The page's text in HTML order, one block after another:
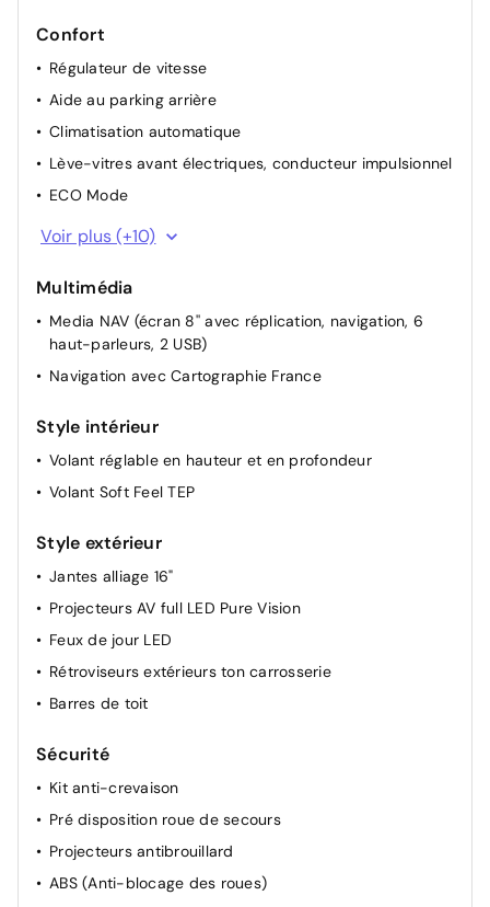
Confort
Régulateur de vitesse
Aide au parking arrière
Climatisation automatique
Lève-vitres avant électriques, conducteur impulsionnel
ECO Mode
Indicateur de changement de vitesse
du siège passager
Banquette AR rabattable 1/3-2/3
Lunette arrière chauffante
Rétroviseurs extérieurs à réglage électriques et
Rétroviseur intérieur jour/nuit
Lève-vitres AR électriques
Airbag passager déconnectable
Eclairage du coffre
Voir plus (+10)
Multimédia
Media NAV (écran 8'' avec réplication, navigation, 6
haut-parleurs, 2 USB)
Navigation avec Cartographie France
Style intérieur
Volant réglable en hauteur et en profondeur
Volant Soft Feel TEP
Style extérieur
Jantes alliage 16"
Projecteurs AV full LED Pure Vision
Feux de jour LED
Rétroviseurs extérieurs ton carrosserie
Barres de toit
Sécurité
Kit anti-crevaison
Pré disposition roue de secours
Projecteurs antibrouillard
ABS (Anti-blocage des roues)